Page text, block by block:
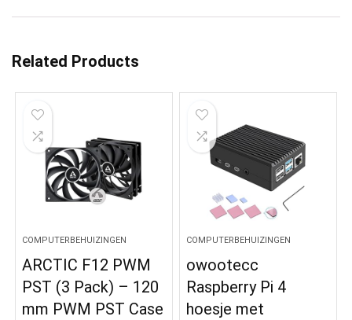
Related Products
COMPUTERBEHUIZINGEN
ARCTIC F12 PWM
PST (3 Pack) – 120
mm PWM PST Case
COMPUTERBEHUIZINGEN
owootecc
Raspberry Pi 4
hoesje met